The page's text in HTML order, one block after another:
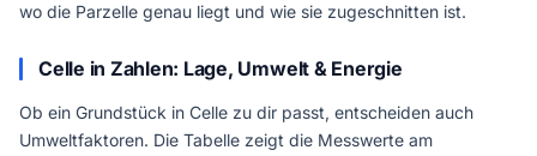
wo die Parzelle genau liegt und wie sie zugeschnitten ist.
Celle in Zahlen: Lage, Umwelt & Energie
Ob ein Grundstück in Celle zu dir passt, entscheiden auch
Umweltfaktoren. Die Tabelle zeigt die Messwerte am